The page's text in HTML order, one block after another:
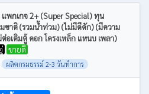
พกเกจ 2+ (Super Special) ทุน
ชาติ (รวมน้ำท่วม) (ไม่มีดีดัก) (มีความ
อเติมตู้ คอก โครงเหล็ก แหนบ เพลา)
ขายดี
ผลิตกรมธรรม์ 2-3 วันทำการ